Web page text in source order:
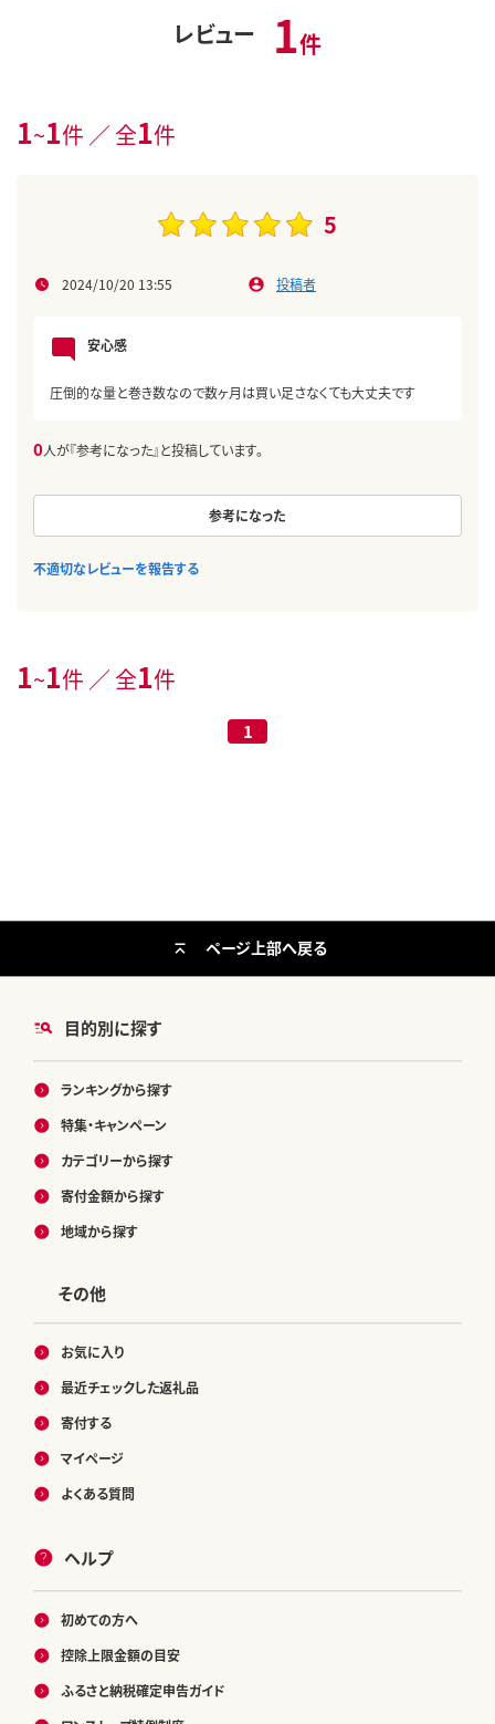
レビュー 1件
1~1件 ／ 全1件
5
2024/10/20 13:55 投稿者
安心感
圧倒的な量と巻き数なので数ヶ月は買い足さなくても大丈夫です
0人が『参考になった』と投稿しています。
参考になった
不適切なレビューを報告する
1~1件 ／ 全1件
1
目的別に探す
ランキングから探す
特集・キャンペーン
カテゴリーから探す
寄付金額から探す
地域から探す
その他
お気に入り
最近チェックした返礼品
寄付する
マイページ
よくある質問
ヘルプ
初めての方へ
控除上限金額の目安
ふるさと納税確定申告ガイド
ページ上部へ戻る